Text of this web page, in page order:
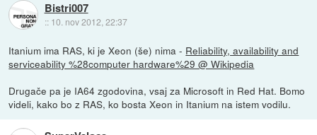
Bistri007
:: 10. nov 2012, 22:37
Itanium ima RAS, ki je Xeon (še) nima - Reliability, availability and
serviceability %28computer hardware%29 @ Wikipedia
Drugače pa je IA64 zgodovina, vsaj za Microsoft in Red Hat. Bomo
videli, kako bo z RAS, ko bosta Xeon in Itanium na istem vodilu.